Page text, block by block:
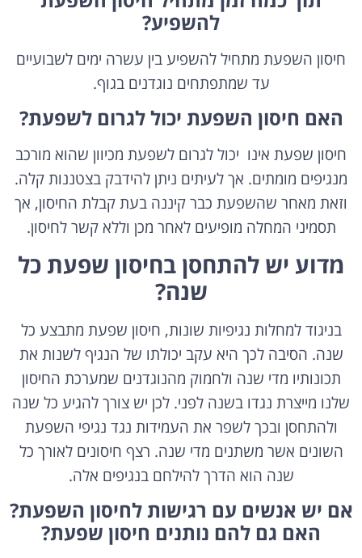
להשפיע?
חיסון השפעת מתחיל להשפיע בין עשרה ימים לשבועיים
עד שמתפתחים נוגדנים בגוף.
האם חיסון השפעת יכול לגרום לשפעת?
חיסון שפעת אינו יכול לגרום לשפעת מכיוון שהוא מורכב
מנגיפים מומתים. אך לעיתים ניתן להידבק בצטננות קלה.
וזאת מאחר שהשפעת כבר קיננה בעת קבלת החיסון, אך
תסמיני המחלה מופיעים לאחר מכן וללא קשר לחיסון.
מדוע יש להתחסן בחיסון שפעת כל
שנה?
בניגוד למחלות נגיפיות שונות, חיסון שפעת מתבצע כל
שנה. הסיבה לכך היא עקב יכולתו של הנגיף לשנות את
תכונותיו מדי שנה ולחמוק מהנוגדנים שמערכת החיסון
שלנו מייצרת נגדו בשנה לפני. לכן יש צורך להגיע כל שנה
ולהתחסן ובכך לשפר את העמידות נגד נגיפי השפעת
השונים אשר משתנים מדי שנה. רצף חיסונים לאורך כל
שנה הוא הדרך להילחם בנגיפים אלה.
אם יש אנשים עם רגישות לחיסון השפעת?
האם גם להם נותנים חיסון שפעת?